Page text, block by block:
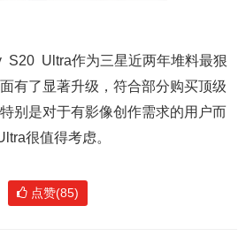
Ultra作为三星近两年堆料最狠
有了显著升级，符合部分购买顶级
别是对于有影像创作需求的用户而
很值得考虑。
点赞(85)